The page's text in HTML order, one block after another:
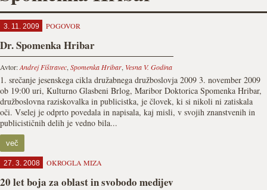
3. 11. 2009 POGOVOR
Dr. Spomenka Hribar
Avtor:Andrej Fištravec, Spomenka Hribar, Vesna V. Godina
1. srečanje jesenskega cikla družabnega družboslovja 2009 3. november 2009
ob 19:00 uri, Kulturno Glasbeni Brlog, Maribor Doktorica Spomenka Hribar,
družboslovna raziskovalka in publicistka, je človek, ki si nikoli ni zatiskala
oči. Vselej je odprto povedala in napisala, kaj misli, v svojih znanstvenih in
publicističnih delih je vedno bila...
več
27. 3. 2008 OKROGLA MIZA
20 let boja za oblast in svobodo medijev